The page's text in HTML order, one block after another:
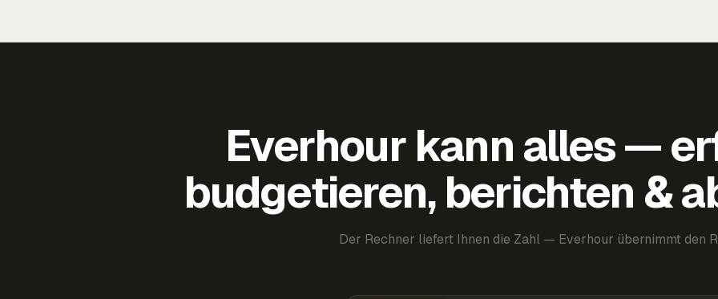
Everhour kann alles —
budgetieren, berichten &
Der Rechner liefert Ihnen die Zahl — Everhour übernimmt den